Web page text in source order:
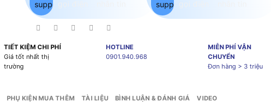
TIẾT KIỆM CHI PHÍ
Giá tốt nhất thị
trường
HOTLINE
0901.940.968
MIỄN PHÍ VẬN
CHUYỂN
Đơn hàng > 3 triệu
PHỤ KIỆN MUA THÊM TÀI LIỆU BÌNH LUẬN & ĐÁNH GIÁ VIDEO